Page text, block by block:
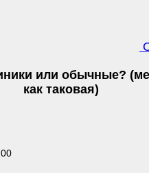
или обычные?
как таковая)